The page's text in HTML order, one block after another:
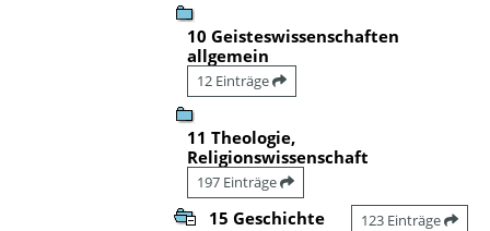
10 Geisteswissenschaften
allgemein
12 Einträge
11 Theologie,
Religionswissenschaft
197 Einträge
15 Geschichte 123 Einträge